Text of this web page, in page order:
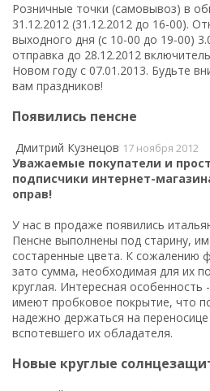
Розничные точки (самовывоз) в
31.12.2012 (31.12.2012 до 16-00).
выходного дня (с 10-00 до 19-00)
отправка до 28.12.2012
Новом году с 07.01.2013. Будьте
вам праздников!
Появились пенсне
Дмитрий Кузнецов 17 ноября 2012
Уважаемые покупатели и
подписчики интернет-
оправ!
У нас в продаже появились
Пенсне выполнены под старину,
состаренные цвета. К сожалению
зато сумма, необходимая для их
круглая. Интересная особенность
имеют пробковое покрытие, что
надежно держаться на
вспотевшего их обладателя.
Новые круглые